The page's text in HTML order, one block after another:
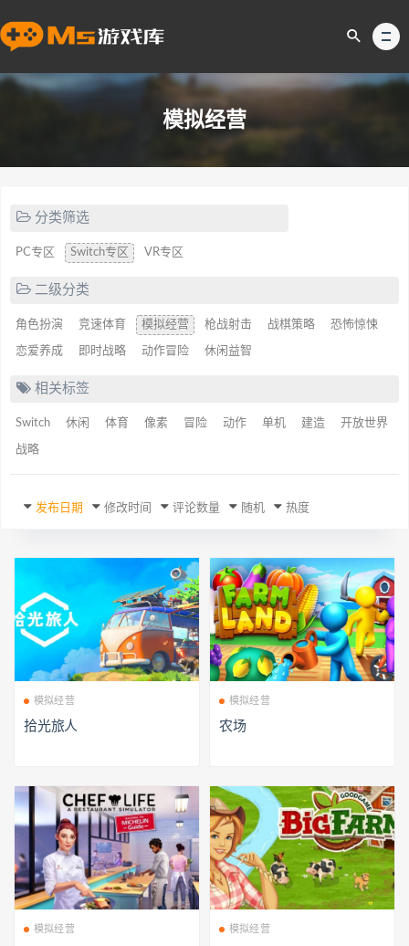
模拟经营
分类筛选
PC专区 Switch专区 VR专区
二级分类
角色扮演 竞速体育 模拟经营 枪战射击 战棋策略 恐怖惊悚
恋爱养成 即时战略 动作冒险 休闲益智
相关标签
Switch 休闲 体育 像素 冒险 动作 单机 建造 开放世界
战略
发布日期 修改时间 评论数量 随机 热度
模拟经营
拾光旅人
模拟经营
农场
模拟经营 模拟经营